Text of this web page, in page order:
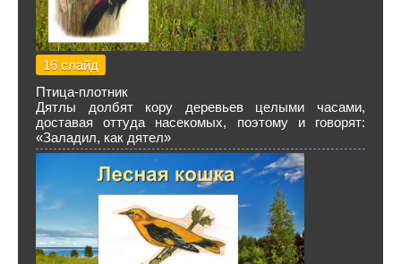
16 слайд
Птица-плотник
Дятлы долбят кору деревьев целыми часами,
доставая оттуда насекомых, поэтому и говорят:
«Заладил, как дятел»